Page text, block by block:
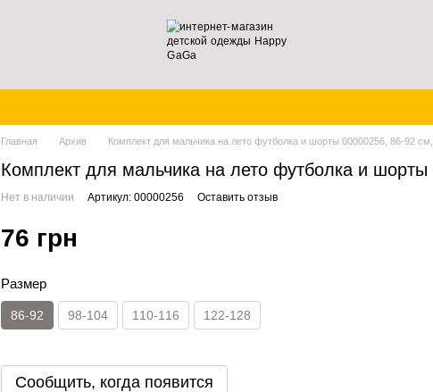
Главная Архив Комплект для мальчика на лето футболка и шорты 00000256, 86-92 см,
Комплект для мальчика на лето футболка и
Нет в наличии Артикул: 00000256 Оставить отзыв
76 грн
Размер
86-92 98-104 110-116 122-128
Сообщить, когда появится